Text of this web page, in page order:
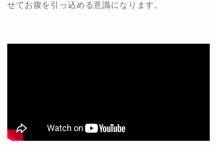
せてお腹を引っ込める意識になります。